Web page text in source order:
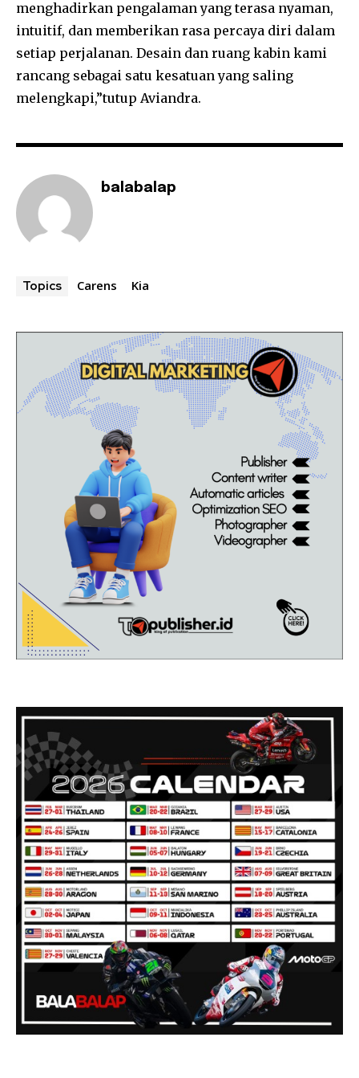
menghadirkan pengalaman yang terasa nyaman,
intuitif, dan memberikan rasa percaya diri dalam
setiap perjalanan. Desain dan ruang kabin kami
rancang sebagai satu kesatuan yang saling
melengkapi,”tutup Aviandra.
balabalap
Topics Carens Kia